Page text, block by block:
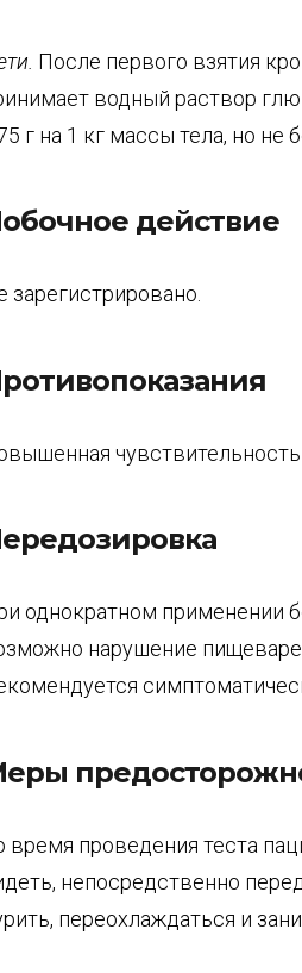
После первого взятия
водный раствор
г на 1 кг массы тела, но не
действие
зарегистрировано.
чувствительность
однократном применении
нарушение
время проведения теста
непосредственно
переохлаждаться и